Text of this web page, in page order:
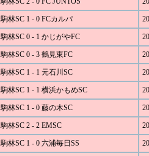
駒林SC 1 - 0 FCカルパ
駒林SC 0 - 1 かじがやFC
駒林SC 0 - 3 鶴見東FC
駒林SC 1 - 1 元石川SC
駒林SC 1 - 1 横浜かもめSC
駒林SC 1 - 0 藤の木SC
駒林SC 2 - 2 EMSC
駒林SC 1 - 0 六浦毎日SS